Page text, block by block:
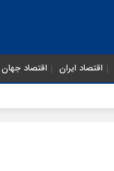
اقتصاد ایران اقتصاد جهان